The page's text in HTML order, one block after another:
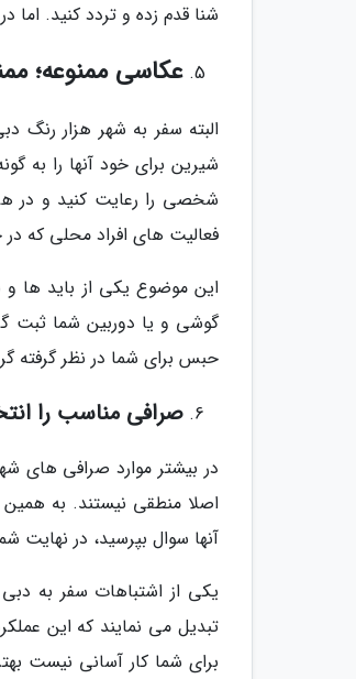
شنا قدم زده و تردد کنید.
عکاسی ممنوعه؛
البته سفر به شهر هزار رنگ
شیرین برای خود آنها را به
شخصی را رعایت کنید و در
فعالیت های افراد محلی که
این موضوع یکی از باید ها
گوشی و یا دوربین شما ثبت
حبس برای شما در نظر گرفته
صرافی مناسب را
در بیشتر موارد صرافی های
اصلا منطقی نیستند. به
آنها سوال بپرسید، در نهایت
یکی از اشتباهات سفر به
تبدیل می نمایند که این
برای شما کار آسانی نیست